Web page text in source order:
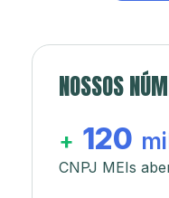
NOSSOS
+ 120
CNPJ MEIs